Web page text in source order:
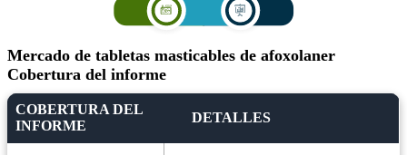
Mercado de tabletas masticables de afoxolaner
Cobertura del informe
COBERTURA DEL
INFORME
DETALLES